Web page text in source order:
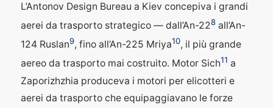
L’Antonov Design Bureau a Kiev concepiva i grandi
aerei da trasporto strategico — dall’An-228all’An-
124 Ruslan9, fino all’An-225 Mriya10, il più grande
aereo da trasporto mai costruito. Motor Sich11 a
Zaporizhzhia produceva i motori per elicotteri e
aerei da trasporto che equipaggiavano le forze